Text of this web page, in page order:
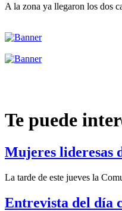
A la zona ya llegaron los dos
Te puede
Mujeres lideresas
La tarde de este jueves la
Entrevista del día